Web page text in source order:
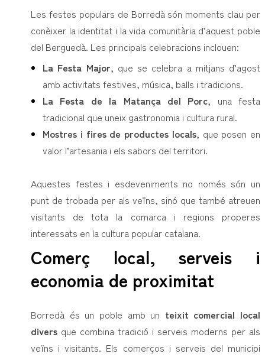
Les festes populars de Borredà són moments clau per
conèixer la identitat i la vida comunitària d’aquest poble
del Berguedà. Les principals celebracions inclouen:
La Festa Major, que se celebra a mitjans d’agost
amb activitats festives, música, balls i tradicions.
La Festa de la Matança del Porc, una festa
tradicional que uneix gastronomia i cultura rural.
Mostres i fires de productes locals, que posen en
valor l’artesania i els sabors del territori.
Aquestes festes i esdeveniments no només són un
punt de trobada per als veïns, sinó que també atreuen
visitants de tota la comarca i regions properes
interessats en la cultura popular catalana.
Comerç local, serveis i
economia de proximitat
Borredà és un poble amb un teixit comercial local
divers que combina tradició i serveis moderns per als
veïns i visitants. Els comerços i serveis del municipi